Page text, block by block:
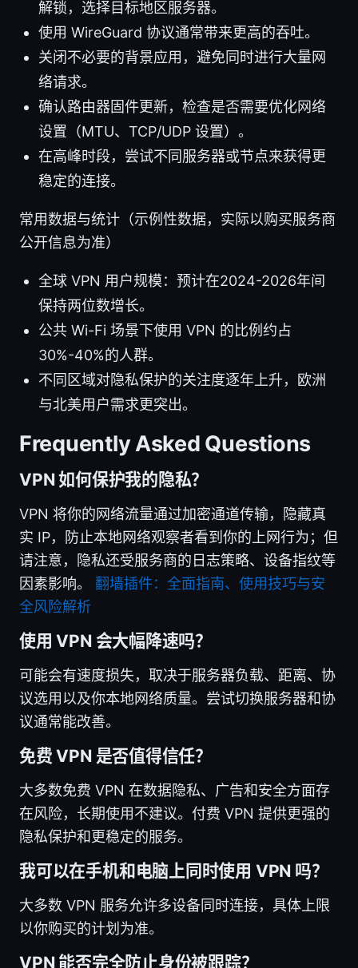
解锁，选择目标地区服务器。
使用 WireGuard 协议通常带来更高的吞吐。
关闭不必要的背景应用，避免同时进行大量网
络请求。
确认路由器固件更新，检查是否需要优化网络
设置（MTU、TCP/UDP 设置）。
在高峰时段，尝试不同服务器或节点来获得更
稳定的连接。
常用数据与统计（示例性数据，实际以购买服务商
公开信息为准）
全球 VPN 用户规模：预计在2024-2026年间
保持两位数增长。
公共 Wi-Fi 场景下使用 VPN 的比例约占
30%-40%的人群。
不同区域对隐私保护的关注度逐年上升，欧洲
与北美用户需求更突出。
Frequently Asked Questions
VPN 如何保护我的隐私？
VPN 将你的网络流量通过加密通道传输，隐藏真
实 IP，防止本地网络观察者看到你的上网行为；但
请注意，隐私还受服务商的日志策略、设备指纹等
因素影响。 翻墙插件：全面指南、使用技巧与安
全风险解析
使用 VPN 会大幅降速吗？
可能会有速度损失，取决于服务器负载、距离、协
议选用以及你本地网络质量。尝试切换服务器和协
议通常能改善。
免费 VPN 是否值得信任？
大多数免费 VPN 在数据隐私、广告和安全方面存
在风险，长期使用不建议。付费 VPN 提供更强的
隐私保护和更稳定的服务。
我可以在手机和电脑上同时使用 VPN 吗？
大多数 VPN 服务允许多设备同时连接，具体上限
以你购买的计划为准。
VPN 能否完全防止身份被跟踪？